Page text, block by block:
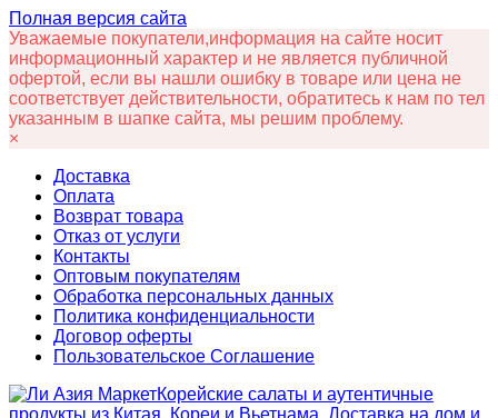
Полная версия сайта
Уважаемые покупатели,информация на сайте носит
информационный характер и не является публичной
офертой, если вы нашли ошибку в товаре или цена не
соответствует действительности, обратитесь к нам по тел
указанным в шапке сайта, мы решим проблему.
×
Доставка
Оплата
Возврат товара
Отказ от услуги
Контакты
Оптовым покупателям
Обработка персональных данных
Политика конфиденциальности
Договор оферты
Пользовательское Соглашение
Корейские салаты и аутентичные
продукты из Китая, Кореи и Вьетнама. Доставка на дом и